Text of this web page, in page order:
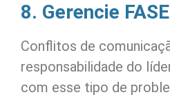
8. Gerencie
Conflitos de
responsabilidade do
com esse tipo de